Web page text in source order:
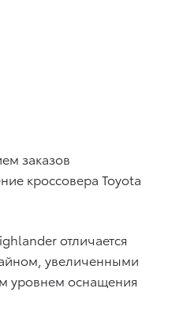
заказов
кроссовера Toyota
отличается
увеличенными
уровнем оснащения